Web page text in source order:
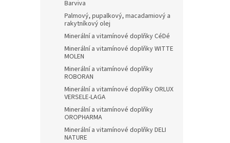
Barviva
Palmový, pupalkový, macadamiový a
rakytníkový olej
Minerální a vitamínové doplňky CéDé
Minerální a vitamínové doplňky WITTE
MOLEN
Minerální a vitamínové doplňky
ROBORAN
Minerální a vitamínové doplňky ORLUX
VERSELE-LAGA
Minerální a vitamínové doplňky
OROPHARMA
Minerální a vitamínové doplňky DELI
NATURE